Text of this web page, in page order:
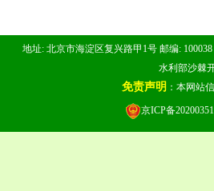
地址: 北京市海淀区复兴路甲1号 邮编:
水利部沙棘
免责声明 ：本网站
京ICP备